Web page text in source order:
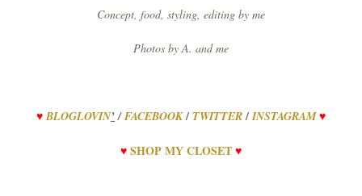
Concept, food, styling, editing by me
Photos by A. and me
♥ BLOGLOVIN’/FACEBOOK / TWITTER / INSTAGRAM ♥
♥SHOP MY CLOSET♥